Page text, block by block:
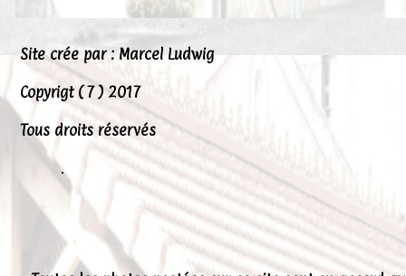
Site crée par : Marcel Ludwig
Copyrigt ( 7 ) 2017
Tous droits réservés
.